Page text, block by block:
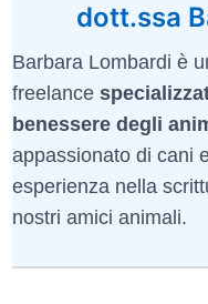
dott.ssa
Barbara Lombardi è
freelance
benessere degli
appassionato di cani
esperienza nella
nostri amici animali.